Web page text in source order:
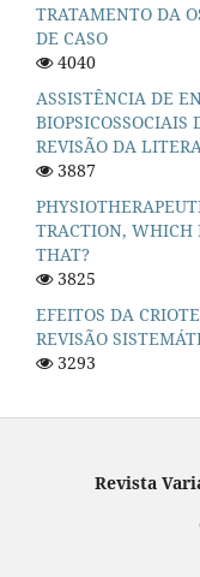
TRATAMENTO DA
DE CASO
4040
ASSISTÊNCIA DE
BIOPSICOSSOCIAIS
REVISÃO DA
3887
TRACTION, WHICH
THAT?
3825
EFEITOS DA
REVISÃO
3293
Revista